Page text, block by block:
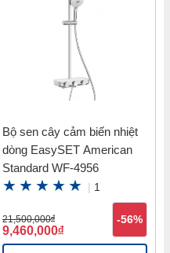
Bộ sen cây cảm biến nhiệt
dòng EasySET American
Standard WF-4956
| 1
21,500,000đ
9,460,000đ
-56%